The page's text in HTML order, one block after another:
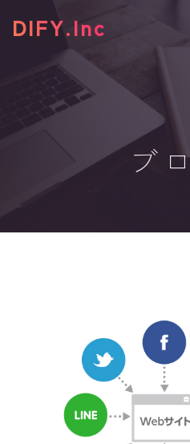
k
i
t
t
DIFY.Inc
ブ